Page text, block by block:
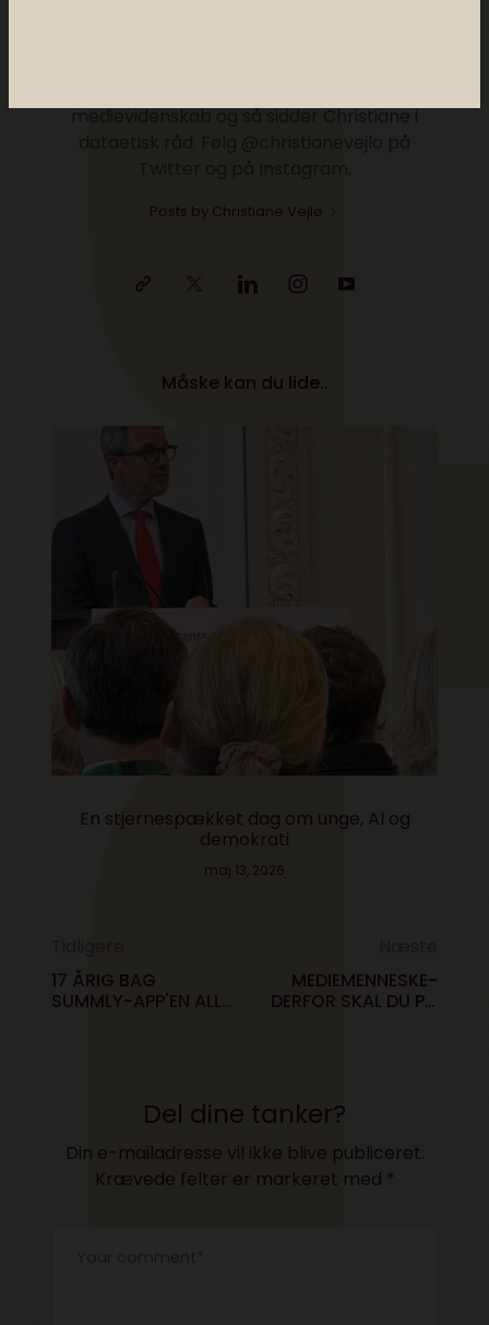
medievidenskab og så sidder Christiane i
Posts by Christiane Vejlø
Måske kan du lide..
En stjernespækket dag om unge, AI og
demokrati
maj 13, 2026
17 ÅRIG BAG
SUMMLY-APP'EN ALLE
MEDIEMENNESKE-
DERFOR SKAL DU PÅ
Del dine tanker?
Din e-mailadresse vil ikke blive publiceret.
Krævede felter er markeret med *